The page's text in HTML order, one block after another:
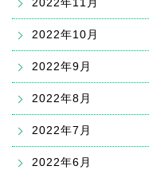
2022年11月
2022年10月
2022年9月
2022年8月
2022年7月
2022年6月